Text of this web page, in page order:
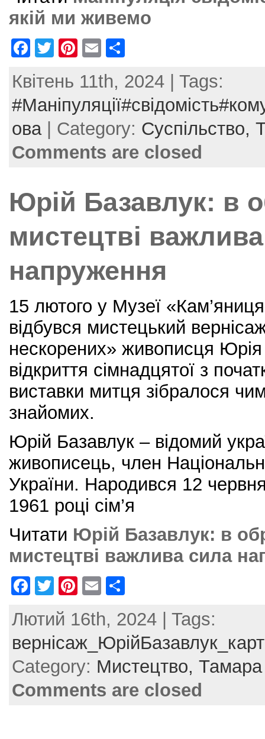
якій ми живемо
F
c
e
b
o
o
T
itt
er
Pi
er
e
st
E
ai
l
ar
e
Квітень 11th, 2024 | Tags:
ова| Category: Суспільство,
Comments are closed
Юрій Базавлук: в
мистецтві
напруження
15 лютого у Музеї «Кам’яниця
відбувся мистецький
нескорених» живописця
відкриття сімнадцятої з
виставки митця зібралося
знайомих.
Юрій Базавлук – відомий
живописець, член
України. Народився 12
1961 році сім’я
Читати Юрій Базавлук: в
мистецтві важлива сила
F
c
e
b
o
T
itt
er
Pi
er
e
st
E
ai
l
ar
e
Лютий 16th, 2024 | Tags:
Category: Мистецтво,
Comments are closed